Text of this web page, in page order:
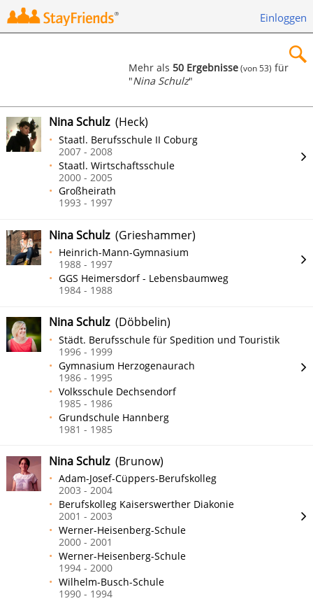
Einloggen
Suchen
Mehr als 50 Ergebnisse(von 53) für
"Nina Schulz"
Nina Schulz(Heck)
Staatl. Berufsschule II Coburg
2007 - 2008
Staatl. Wirtschaftsschule
2000 - 2005
Großheirath
1993 - 1997
Nina Schulz(Grieshammer)
Heinrich-Mann-Gymnasium
1988 - 1997
GGS Heimersdorf - Lebensbaumweg
1984 - 1988
Nina Schulz(Döbbelin)
Städt. Berufsschule für Spedition und Touristik
1996 - 1999
Gymnasium Herzogenaurach
1986 - 1995
Volksschule Dechsendorf
1985 - 1986
Grundschule Hannberg
1981 - 1985
Nina Schulz(Brunow)
Adam-Josef-Cüppers-Berufskolleg
2003 - 2004
Berufskolleg Kaiserswerther Diakonie
2001 - 2003
Werner-Heisenberg-Schule
2000 - 2001
Werner-Heisenberg-Schule
1994 - 2000
Wilhelm-Busch-Schule
1990 - 1994